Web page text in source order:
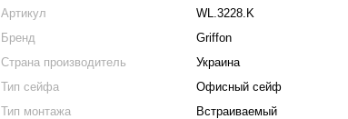
Артикул
WL.3228.K
Бренд
Griffon
Страна производитель
Украина
Тип сейфа
Офисный сейф
Тип монтажа
Встраиваемый